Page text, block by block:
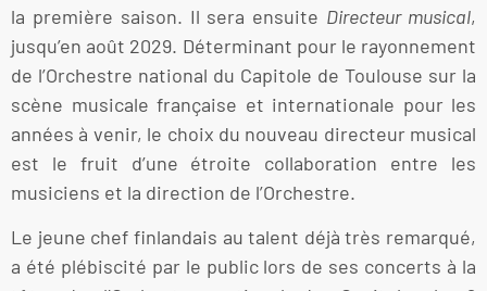
la première saison. Il sera ensuite Directeur musical,
jusqu’en août 2029. Déterminant pour le rayonnement
de l’Orchestre national du Capitole de Toulouse sur la
scène musicale française et internationale pour les
années à venir, le choix du nouveau directeur musical
est le fruit d’une étroite collaboration entre les
musiciens et la direction de l’Orchestre.
Le jeune chef finlandais au talent déjà très remarqué,
a été plébiscité par le public lors de ses concerts à la